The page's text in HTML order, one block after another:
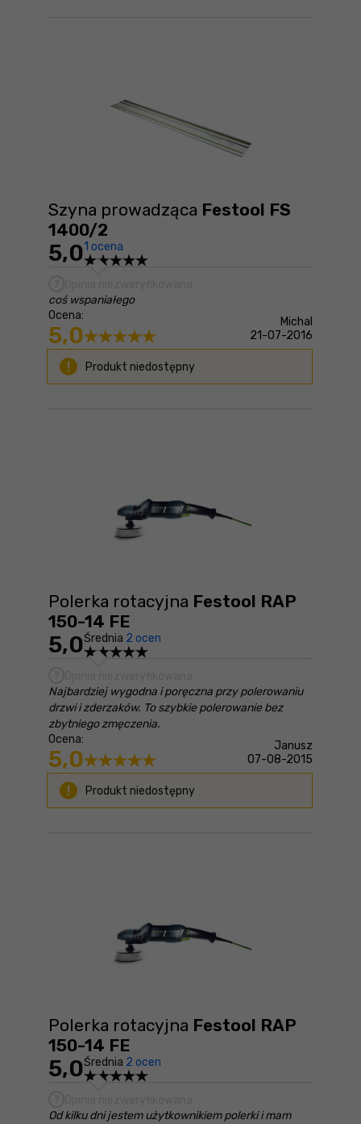
Szyna prowadząca Festool FS
1400/2
5,01 ocena
coś wspaniałego
Ocena:
5,0
Michal
21-07-2016
Produkt niedostępny
Polerka rotacyjna Festool RAP
150-14 FE
5,0Średnia 2 ocen
Najbardziej wygodna i poręczna przy polerowaniu
drzwi i zderzaków. To szybkie polerowanie bez
zbytniego zmęczenia.
Ocena:
5,0
Janusz
07-08-2015
Produkt niedostępny
Polerka rotacyjna Festool RAP
150-14 FE
5,0Średnia 2 ocen
Od kilku dni jestem użytkownikiem polerki i mam